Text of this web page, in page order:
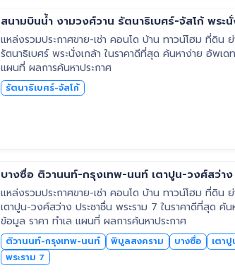
สนามบินน้ำ งามวงศ์วาน รัตนาธิเบศร์-จัสโก้ พระนั่
แหล่งรวมประกาศขาย-เช่า คอนโด บ้าน ทาวน์โฮม ที่ดิน
รัตนาธิเบศร์ พระนั่งเกล้า ในราคาดีที่สุด ค้นหาง่าย อัพเ
แผนที่ ผลการค้นหาประกาศ
รัตนาธิเบศร์-จัสโก้
บางซื่อ ติวานนท์-กรุงเทพ-นนท์ เตาปูน-วงศ์สว่าง
แหล่งรวมประกาศขาย-เช่า คอนโด บ้าน ทาวน์โฮม ที่ดิ
เตาปูน-วงศ์สว่าง ประชาชื่น พระราม 7 ในราคาดีที่สุด ค้
ข้อมูล ราคา ทำเล แผนที่ ผลการค้นหาประกาศ
ติวานนท์-กรุงเทพ-นนท์ พิบูลสงคราม บางซื่อ เตา
พระราม 7